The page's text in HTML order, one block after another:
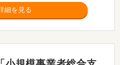
細を見る